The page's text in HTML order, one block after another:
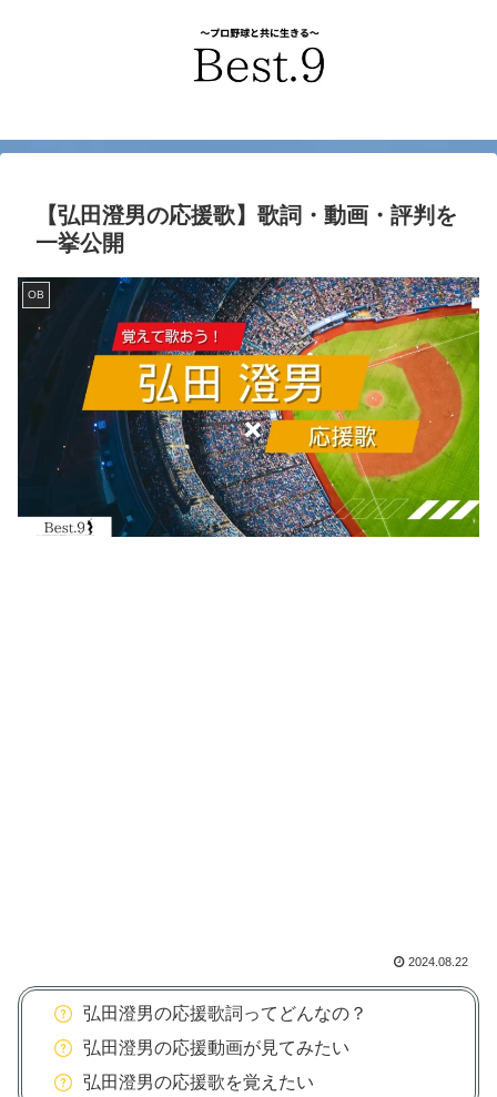
【弘田澄男の応援歌】歌詞・動画・評判を
一挙公開
OB
2024.08.22
弘田澄男の応援歌詞ってどんなの？
弘田澄男の応援動画が見てみたい
弘田澄男の応援歌を覚えたい